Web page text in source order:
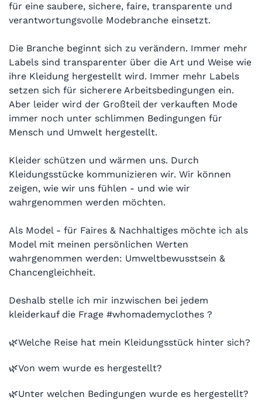
für eine saubere, sichere, faire, transparente und
verantwortungsvolle Modebranche einsetzt.
Die Branche beginnt sich zu verändern. Immer mehr
Labels sind transparenter über die Art und Weise wie
ihre Kleidung hergestellt wird. Immer mehr Labels
setzen sich für sicherere Arbeitsbedingungen ein.
Aber leider wird der Großteil der verkauften Mode
immer noch unter schlimmen Bedingungen für
Mensch und Umwelt hergestellt.
Kleider schützen und wärmen uns. Durch
Kleidungsstücke kommunizieren wir. Wir können
zeigen, wie wir uns fühlen - und wie wir
wahrgenommen werden möchten.
Als Model - für Faires & Nachhaltiges möchte ich als
Model mit meinen persönlichen Werten
wahrgenommen werden: Umweltbewusstsein &
Chancengleichheit.
Deshalb stelle ich mir inzwischen bei jedem
kleiderkauf die Frage #whomademyclothes ?
🌿Welche Reise hat mein Kleidungsstück hinter sich?
🌿Von wem wurde es hergestellt?
🌿Unter welchen Bedingungen wurde es hergestellt?